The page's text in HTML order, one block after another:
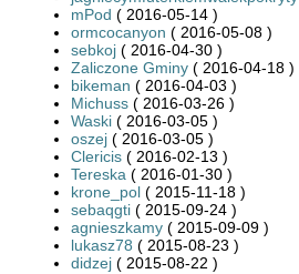
mPod ( 2016-05-14 )
ormcocanyon ( 2016-05-08 )
sebkoj ( 2016-04-30 )
Zaliczone Gminy ( 2016-04-18 )
bikeman ( 2016-04-03 )
Michuss ( 2016-03-26 )
Waski ( 2016-03-05 )
oszej ( 2016-03-05 )
Clericis ( 2016-02-13 )
Tereska ( 2016-01-30 )
krone_pol ( 2015-11-18 )
sebaqgti ( 2015-09-24 )
agnieszkamy ( 2015-09-09 )
lukasz78 ( 2015-08-23 )
didzej ( 2015-08-22 )